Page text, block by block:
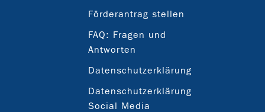
Förderantrag stellen
FAQ: Fragen und
Antworten
Datenschutzerklärung
Datenschutzerklärung
Social Media